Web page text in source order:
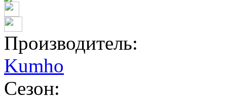
Производитель:
Kumho
Сезон: